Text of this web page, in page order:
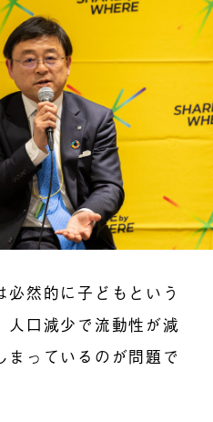
必然的に子どもという
人口減少で流動性が減
まっているのが問題で